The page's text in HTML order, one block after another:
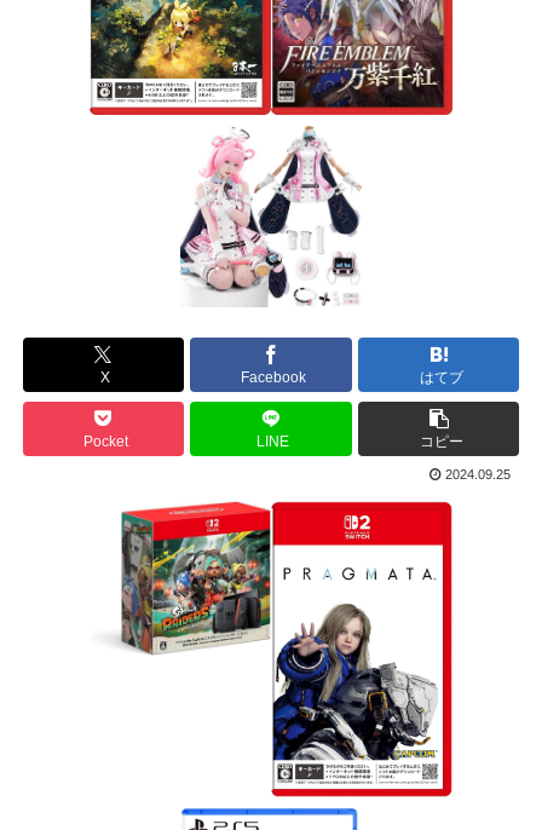
X Facebook はてブ
Pocket LINE コピー
2024.09.25